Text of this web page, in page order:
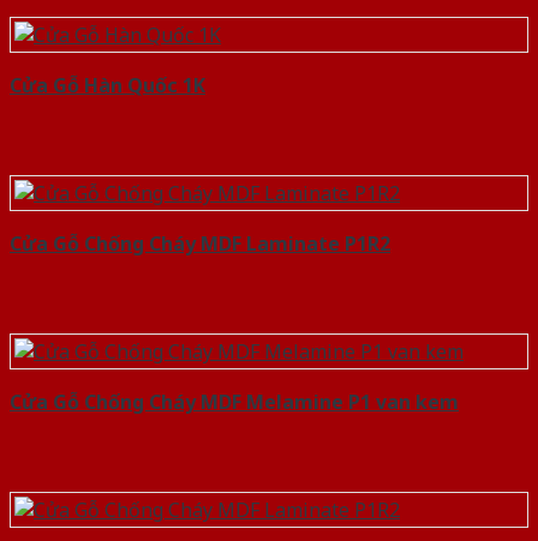
Cửa Gỗ Hàn Quốc 1K
Cửa Gỗ Chống Cháy MDF Laminate P1R2
Cửa Gỗ Chống Cháy MDF Melamine P1 van kem